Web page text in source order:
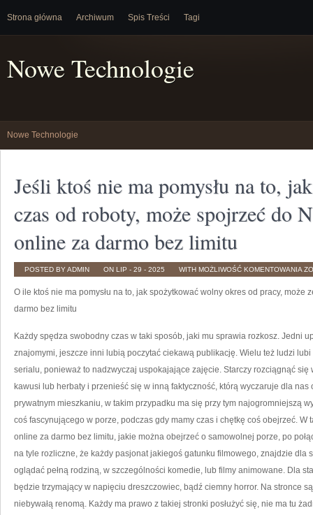
Strona główna Archiwum Spis Treści Tagi
Nowe Technologie
Nowe Technologie
Jeśli ktoś nie ma pomysłu na to,
czas od roboty, może spojrzeć do
online za darmo bez limitu
POSTED BY ADMIN ON LIP - 29 - 2025 WITH MOŻLIWOŚĆ KOMENTOWANIA
MA
OD
DO
O ile ktoś nie ma pomysłu na to, jak spożytkować wolny okres od pracy, może
darmo bez limitu
Każdy spędza swobodny czas w taki sposób, jaki mu sprawia rozkosz. Jedni
znajomymi, jeszcze inni lubią poczytać ciekawą publikację. Wielu też ludzi
serialu, ponieważ to nadzwyczaj uspokajające zajęcie. Starczy rozciągnąć
kawusi lub herbaty i przenieść się w inną faktyczność, którą wyczaruje dla
prywatnym mieszkaniu, w takim przypadku ma się przy tym najogromniejszą
coś fascynującego w porze, podczas gdy mamy czas i chętkę coś obejrzeć.
online za darmo bez limitu, jakie można obejrzeć o samowolnej porze, po
na tyle rozliczne, że każdy pasjonat jakiegoś gatunku filmowego, znajdzie dla
oglądać pełną rodziną, w szczególności komedie, lub filmy animowane. Dla
będzie trzymający w napięciu dreszczowiec, bądź ciemny horror. Na stronce
niebywałą renomą. Każdy ma prawo z takiej stronki posłużyć się, nie ma tu